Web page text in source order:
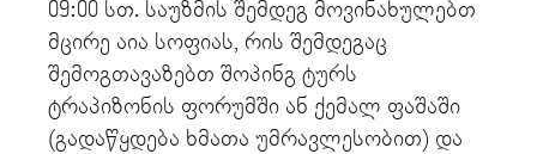
09:00 სთ. საუზმის შემდეგ მოვინახულებთ
მცირე აია სოფიას, რის შემდეგაც
შემოგთავაზებთ შოპინგ ტურს
ტრაპიზონის ფორუმში ან ქემალ ფაშაში
(გადაწყდება ხმათა უმრავლესობით) და